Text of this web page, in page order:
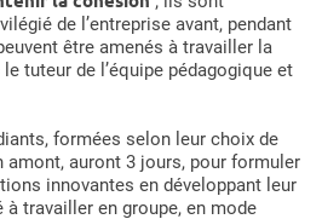
de l’entreprise avant, pendant
être amenés à travailler la
tuteur de l’équipe pédagogique et
formées selon leur choix de
amont, auront 3 jours, pour formuler
innovantes en développant leur
travailler en groupe, en mode